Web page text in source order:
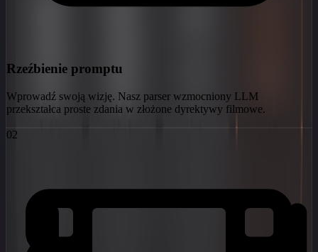
Rzeźbienie promptu
Wprowadź swoją wizję. Nasz parser wzmocniony LLM
przekształca proste zdania w złożone dyrektywy filmowe.
02